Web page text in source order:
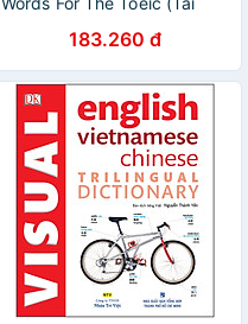
183.260 đ